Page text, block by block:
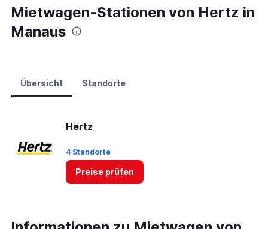
0
to
90.
Mietwagen-Stationen von Hertz in
Manaus
Übersicht Standorte
Hertz
4 Standorte
Preise prüfen